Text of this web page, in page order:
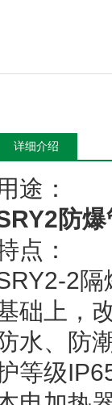
详细介绍
途：
防
点：
2隔
础上，
水、防
等级